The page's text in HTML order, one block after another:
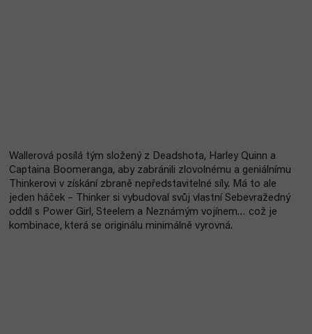
Wallerová posílá tým složený z Deadshota, Harley Quinn a
Captaina Boomeranga, aby zabránili zlovolnému a geniálnímu
Thinkerovi v získání zbraně nepředstavitelné síly. Má to ale
jeden háček – Thinker si vybudoval svůj vlastní Sebevražedný
oddíl s Power Girl, Steelem a Neznámým vojínem… což je
kombinace, která se originálu minimálně vyrovná.